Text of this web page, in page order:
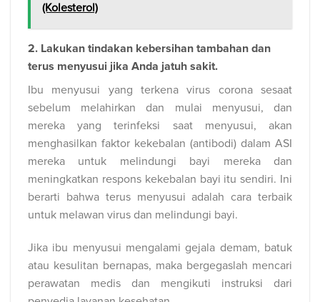
(Kolesterol)
2. Lakukan tindakan kebersihan tambahan dan
terus menyusui jika Anda jatuh sakit.
Ibu menyusui yang terkena virus corona sesaat
sebelum melahirkan dan mulai menyusui, dan
mereka yang terinfeksi saat menyusui, akan
menghasilkan faktor kekebalan (antibodi) dalam ASI
mereka untuk melindungi bayi mereka dan
meningkatkan respons kekebalan bayi itu sendiri. Ini
berarti bahwa terus menyusui adalah cara terbaik
untuk melawan virus dan melindungi bayi.
Jika ibu menyusui mengalami gejala demam, batuk
atau kesulitan bernapas, maka bergegaslah mencari
perawatan medis dan mengikuti instruksi dari